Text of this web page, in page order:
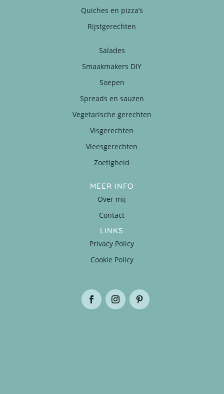
Quiches en pizza’s
Rijstgerechten
Salades
Smaakmakers DIY
Soepen
Spreads en sauzen
Vegetarische gerechten
Visgerechten
Vleesgerechten
Zoetigheid
MEER INFO
Over mij
Contact
LINKS
Privacy Policy
Cookie Policy